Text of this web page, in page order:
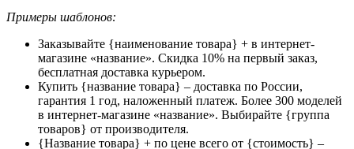
Примеры шаблонов:
Заказывайте {наименование товара} + в интернет-
магазине «название». Скидка 10% на первый заказ,
бесплатная доставка курьером.
Купить {название товара} – доставка по России,
гарантия 1 год, наложенный платеж. Более 300 моделей
в интернет-магазине «название». Выбирайте {группа
товаров} от производителя.
{Название товара} + по цене всего от {стоимость} –